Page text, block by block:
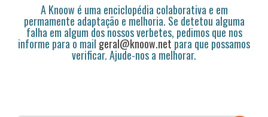
A Knoow é uma enciclopédia colaborativa e em
permamente adaptação e melhoria. Se detetou alguma
falha em algum dos nossos verbetes, pedimos que nos
informe para o mail geral@knoow.netpara que possamos
verificar. Ajude-nos a melhorar.